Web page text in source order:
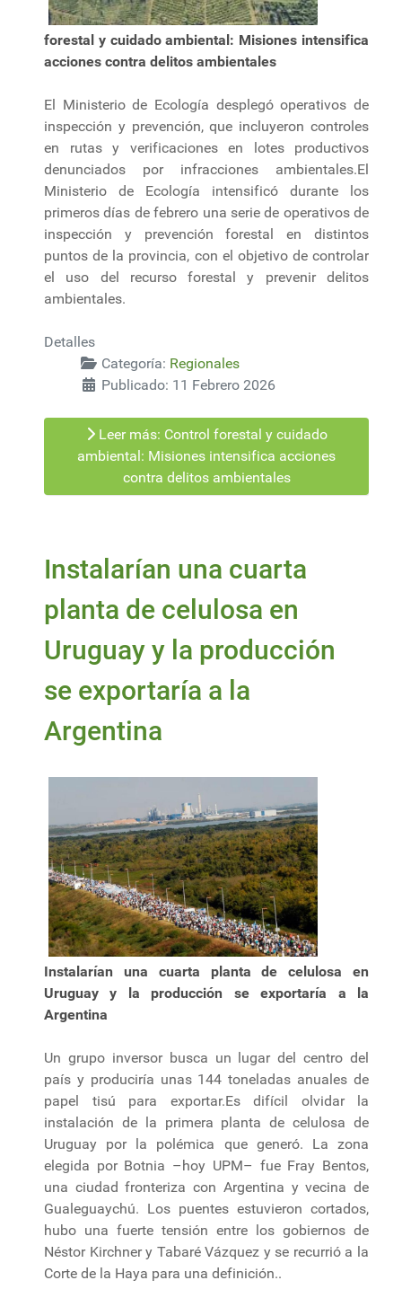
forestal y cuidado ambiental: Misiones intensifica
acciones contra delitos ambientales
El Ministerio de Ecología desplegó operativos de
inspección y prevención, que incluyeron controles
en rutas y verificaciones en lotes productivos
denunciados por infracciones ambientales.El
Ministerio de Ecología intensificó durante los
primeros días de febrero una serie de operativos de
inspección y prevención forestal en distintos
puntos de la provincia, con el objetivo de controlar
el uso del recurso forestal y prevenir delitos
ambientales.
Detalles
Categoría: Regionales
Publicado: 11 Febrero 2026
Leer más: Control forestal y cuidado
ambiental: Misiones intensifica acciones
contra delitos ambientales
Instalarían una cuarta
planta de celulosa en
Uruguay y la producción
se exportaría a la
Argentina
Instalarían una cuarta planta de celulosa en
Uruguay y la producción se exportaría a la
Argentina
Un grupo inversor busca un lugar del centro del
país y produciría unas 144 toneladas anuales de
papel tisú para exportar.Es difícil olvidar la
instalación de la primera planta de celulosa de
Uruguay por la polémica que generó. La zona
elegida por Botnia –hoy UPM– fue Fray Bentos,
una ciudad fronteriza con Argentina y vecina de
Gualeguaychú. Los puentes estuvieron cortados,
hubo una fuerte tensión entre los gobiernos de
Néstor Kirchner y Tabaré Vázquez y se recurrió a la
Corte de la Haya para una definición..